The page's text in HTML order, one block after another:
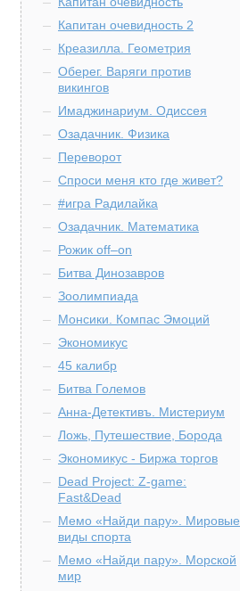
Капитан очевидность 2
Креазилла. Геометрия
Оберег. Варяги против
викингов
Имаджинариум. Одиссея
Озадачник. Физика
Переворот
Спроси меня кто где живет?
#игра Радилайка
Озадачник. Математика
Рожик off–on
Битва Динозавров
Зоолимпиада
Монсики. Компас Эмоций
Экономикус
45 калибр
Битва Големов
Анна-Детективъ. Мистериум
Ложь, Путешествие, Борода
Экономикус - Биржа торгов
Dead Project: Z-game:
Fast&Dead
Мемо «Найди пару». Мировые
виды спорта
Мемо «Найди пару». Морской
мир